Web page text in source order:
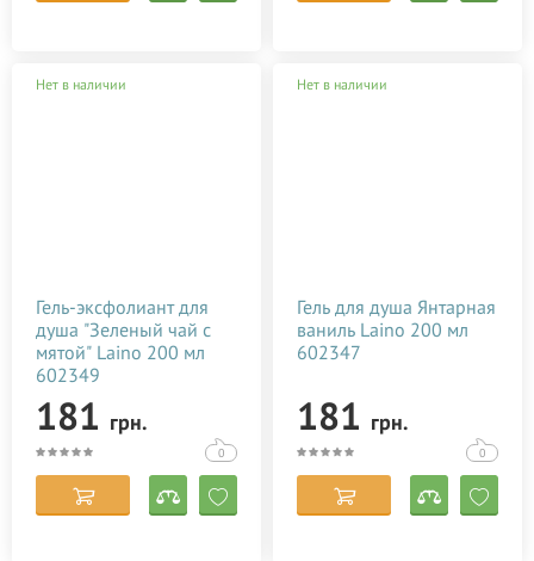
Нет в наличии
Гель-эксфолиант для
душа "Зеленый чай с
мятой" Laino 200 мл
602349
181 грн.
0
Нет в наличии
Гель для душа Янтарная
ваниль Laino 200 мл
602347
181 грн.
0